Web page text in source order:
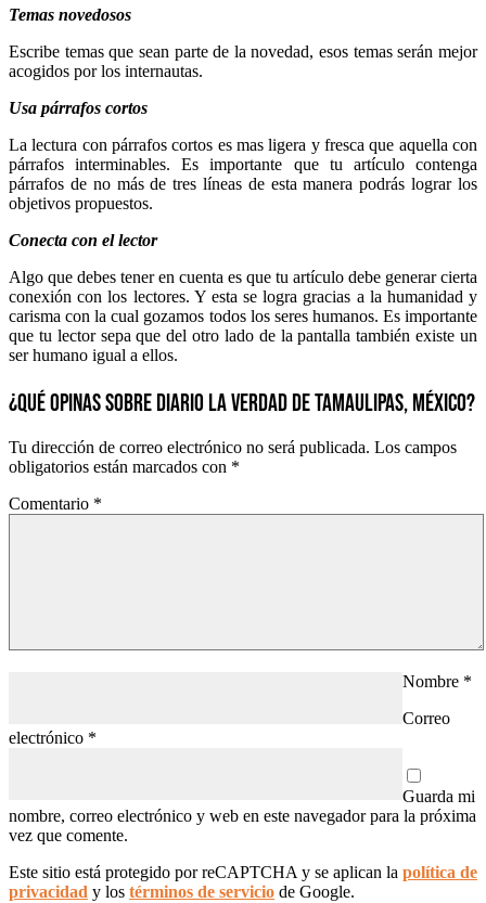
Temas novedosos
Escribe temas que sean parte de la novedad, esos temas serán mejor
acogidos por los internautas.
Usa párrafos cortos
La lectura con párrafos cortos es mas ligera y fresca que aquella con
párrafos interminables. Es importante que tu artículo contenga
párrafos de no más de tres líneas de esta manera podrás lograr los
objetivos propuestos.
Conecta con el lector
Algo que debes tener en cuenta es que tu artículo debe generar cierta
conexión con los lectores. Y esta se logra gracias a la humanidad y
carisma con la cual gozamos todos los seres humanos. Es importante
que tu lector sepa que del otro lado de la pantalla también existe un
ser humano igual a ellos.
¿QUÉ OPINAS SOBRE DIARIO LA VERDAD DE TAMAULIPAS, MÉXICO?
Tu dirección de correo electrónico no será publicada. Los campos
obligatorios están marcados con *
Comentario *
Nombre *
Correo
electrónico *
Guarda mi
nombre, correo electrónico y web en este navegador para la próxima
vez que comente.
Este sitio está protegido por reCAPTCHA y se aplican la política de
privacidad y los términos de servicio de Google.